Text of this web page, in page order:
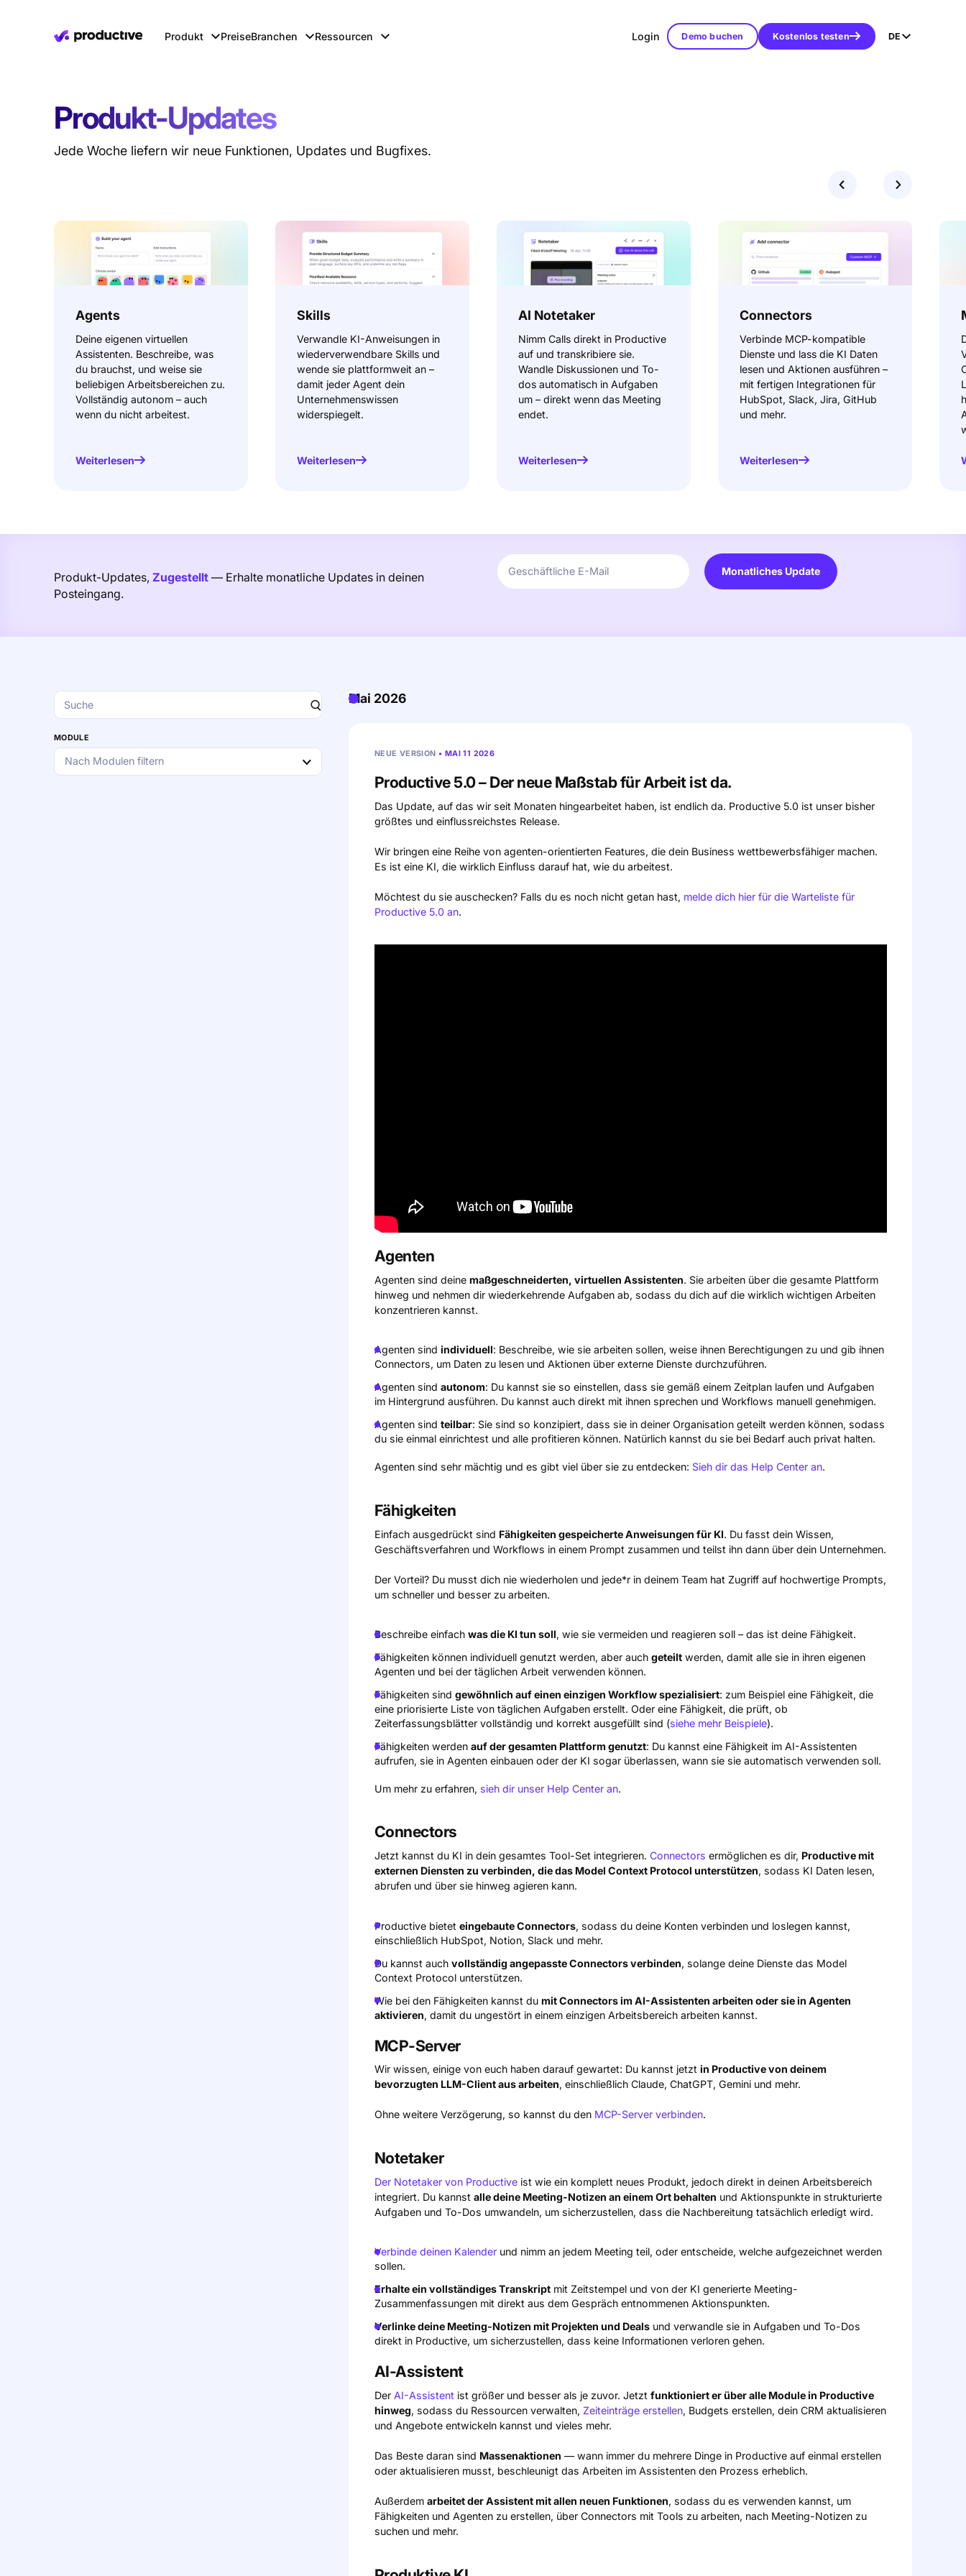
Produkt PreiseBranchen Ressourcen Login Demo buchen Kostenlos testen DE
Produkt-Updates
Jede Woche liefern wir neue Funktionen, Updates und Bugfixes.
Agents
Deine eigenen virtuellen
Assistenten. Beschreibe, was
du brauchst, und weise sie
beliebigen Arbeitsbereichen zu.
Vollständig autonom – auch
wenn du nicht arbeitest.
Weiterlesen
Skills
Verwandle KI-Anweisungen in
wiederverwendbare Skills und
wende sie plattformweit an –
damit jeder Agent dein
Unternehmenswissen
widerspiegelt.
Weiterlesen
AI Notetaker
Nimm Calls direkt in Productive
auf und transkribiere sie.
Wandle Diskussionen und To-
dos automatisch in Aufgaben
um – direkt wenn das Meeting
endet.
Weiterlesen
Connectors
Verbinde MCP-kompatible
Dienste und lass die KI Daten
lesen und Aktionen ausführen –
mit fertigen Integrationen für
HubSpot, Slack, Jira, GitHub
und mehr.
Weiterlesen
Produkt-Updates, Zugestellt— Erhalte monatliche Updates in deinen
Posteingang.
Monatliches Update
MODULE
Nach Modulen filtern
Mai 2026
NEUE VERSION • MAI 11 2026
Productive 5.0 – Der neue Maßstab für Arbeit ist da.
Das Update, auf das wir seit Monaten hingearbeitet haben, ist endlich da. Productive 5.0 ist unser bisher
größtes und einflussreichstes Release.
Wir bringen eine Reihe von agenten-orientierten Features, die dein Business wettbewerbsfähiger machen.
Es ist eine KI, die wirklich Einfluss darauf hat, wie du arbeitest.
Möchtest du sie auschecken? Falls du es noch nicht getan hast, melde dich hier für die Warteliste für
Productive 5.0 an.
Agenten
Agenten sind deine maßgeschneiderten, virtuellen Assistenten. Sie arbeiten über die gesamte Plattform
hinweg und nehmen dir wiederkehrende Aufgaben ab, sodass du dich auf die wirklich wichtigen Arbeiten
konzentrieren kannst.
Agenten sind individuell: Beschreibe, wie sie arbeiten sollen, weise ihnen Berechtigungen zu und gib ihnen
Connectors, um Daten zu lesen und Aktionen über externe Dienste durchzuführen.
Agenten sind autonom: Du kannst sie so einstellen, dass sie gemäß einem Zeitplan laufen und Aufgaben
im Hintergrund ausführen. Du kannst auch direkt mit ihnen sprechen und Workflows manuell genehmigen.
Agenten sind teilbar: Sie sind so konzipiert, dass sie in deiner Organisation geteilt werden können, sodass
du sie einmal einrichtest und alle profitieren können. Natürlich kannst du sie bei Bedarf auch privat halten.
Agenten sind sehr mächtig und es gibt viel über sie zu entdecken: Sieh dir das Help Center an.
Fähigkeiten
Einfach ausgedrückt sind Fähigkeiten gespeicherte Anweisungen für KI. Du fasst dein Wissen,
Geschäftsverfahren und Workflows in einem Prompt zusammen und teilst ihn dann über dein Unternehmen.
Der Vorteil? Du musst dich nie wiederholen und jede*r in deinem Team hat Zugriff auf hochwertige Prompts,
um schneller und besser zu arbeiten.
Beschreibe einfach was die KI tun soll, wie sie vermeiden und reagieren soll – das ist deine Fähigkeit.
Fähigkeiten können individuell genutzt werden, aber auch geteiltwerden, damit alle sie in ihren eigenen
Agenten und bei der täglichen Arbeit verwenden können.
Fähigkeiten sind gewöhnlich auf einen einzigen Workflow spezialisiert: zum Beispiel eine Fähigkeit, die
eine priorisierte Liste von täglichen Aufgaben erstellt. Oder eine Fähigkeit, die prüft, ob
Zeiterfassungsblätter vollständig und korrekt ausgefüllt sind (siehe mehr Beispiele).
Fähigkeiten werden auf der gesamten Plattform genutzt: Du kannst eine Fähigkeit im AI-Assistenten
aufrufen, sie in Agenten einbauen oder der KI sogar überlassen, wann sie sie automatisch verwenden soll.
Um mehr zu erfahren, sieh dir unser Help Center an.
Connectors
Jetzt kannst du KI in dein gesamtes Tool-Set integrieren. Connectors ermöglichen es dir, Productive mit
externen Diensten zu verbinden, die das Model Context Protocol unterstützen, sodass KI Daten lesen,
abrufen und über sie hinweg agieren kann.
Productive bietet eingebaute Connectors, sodass du deine Konten verbinden und loslegen kannst,
einschließlich HubSpot, Notion, Slack und mehr.
Du kannst auch vollständig angepasste Connectors verbinden, solange deine Dienste das Model
Context Protocol unterstützen.
Wie bei den Fähigkeiten kannst du mit Connectors im AI-Assistenten arbeiten oder sie in Agenten
aktivieren, damit du ungestört in einem einzigen Arbeitsbereich arbeiten kannst.
MCP-Server
Wir wissen, einige von euch haben darauf gewartet: Du kannst jetzt in Productive von deinem
bevorzugten LLM-Client aus arbeiten, einschließlich Claude, ChatGPT, Gemini und mehr.
Ohne weitere Verzögerung, so kannst du den MCP-Server verbinden.
Notetaker
Der Notetaker von Productiveist wie ein komplett neues Produkt, jedoch direkt in deinen Arbeitsbereich
integriert. Du kannst alle deine Meeting-Notizen an einem Ort behalten und Aktionspunkte in strukturierte
Aufgaben und To-Dos umwandeln, um sicherzustellen, dass die Nachbereitung tatsächlich erledigt wird.
Verbinde deinen Kalenderund nimm an jedem Meeting teil, oder entscheide, welche aufgezeichnet werden
sollen.
Erhalte ein vollständiges Transkriptmit Zeitstempel und von der KI generierte Meeting-
Zusammenfassungen mit direkt aus dem Gespräch entnommenen Aktionspunkten.
Verlinke deine Meeting-Notizen mit Projekten und Dealsund verwandle sie in Aufgaben und To-Dos
direkt in Productive, um sicherzustellen, dass keine Informationen verloren gehen.
AI-Assistent
Der AI-Assistentist größer und besser als je zuvor. Jetzt funktioniert er über alle Module in Productive
hinweg, sodass du Ressourcen verwalten, Zeiteinträge erstellen, Budgets erstellen, dein CRM aktualisieren
und Angebote entwickeln kannst und vieles mehr.
Das Beste daran sind Massenaktionen — wann immer du mehrere Dinge in Productive auf einmal erstellen
oder aktualisieren musst, beschleunigt das Arbeiten im Assistenten den Prozess erheblich.
Außerdem arbeitet der Assistent mit allen neuen Funktionen, sodass du es verwenden kannst, um
Fähigkeiten und Agenten zu erstellen, über Connectors mit Tools zu arbeiten, nach Meeting-Notizen zu
suchen und mehr.